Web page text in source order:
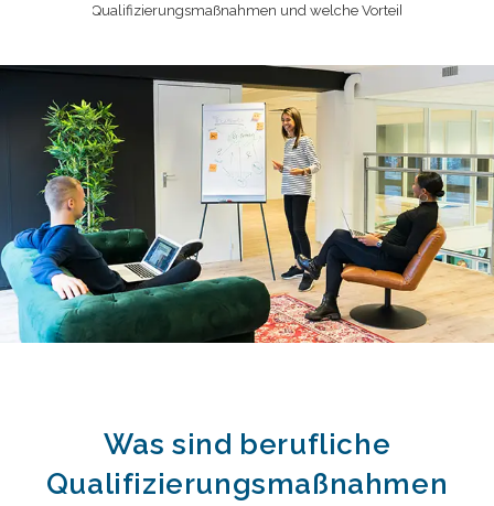
berufliche Qualifizierungsmaßnahmen und welche Vorteile habe ich
Was sind berufliche
Qualifizierungsmaßnahmen